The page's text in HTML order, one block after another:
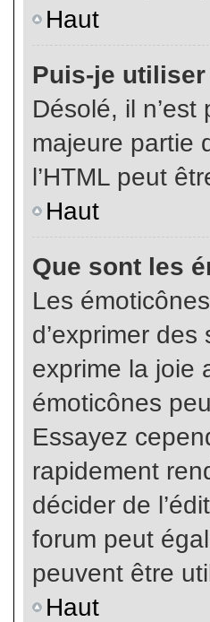
Haut
Puis-je utiliser
Désolé, il n’est
majeure partie
l’HTML peut
Haut
Que sont les
Les
d’exprimer
exprime la joie
émoticônes
Essayez
rapidement
décider de
forum peut
peuvent être
Haut